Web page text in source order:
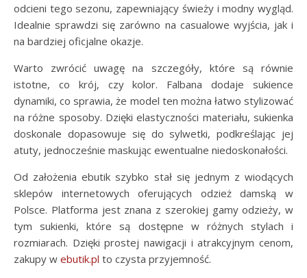
odcieni tego sezonu, zapewniający świeży i modny wygląd.
Idealnie sprawdzi się zarówno na casualowe wyjścia, jak i
na bardziej oficjalne okazje.
Warto zwrócić uwagę na szczegóły, które są równie
istotne, co krój, czy kolor. Falbana dodaje sukience
dynamiki, co sprawia, że model ten można łatwo stylizować
na różne sposoby. Dzięki elastyczności materiału, sukienka
doskonale dopasowuje się do sylwetki, podkreślając jej
atuty, jednocześnie maskując ewentualne niedoskonałości.
Od założenia ebutik szybko stał się jednym z wiodących
sklepów internetowych oferujących odzież damską w
Polsce. Platforma jest znana z szerokiej gamy odzieży, w
tym sukienki, które są dostępne w różnych stylach i
rozmiarach. Dzięki prostej nawigacji i atrakcyjnym cenom,
zakupy w ebutik.pl to czysta przyjemność.